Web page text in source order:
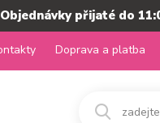
Objednávky přijaté do
Doprava a platba